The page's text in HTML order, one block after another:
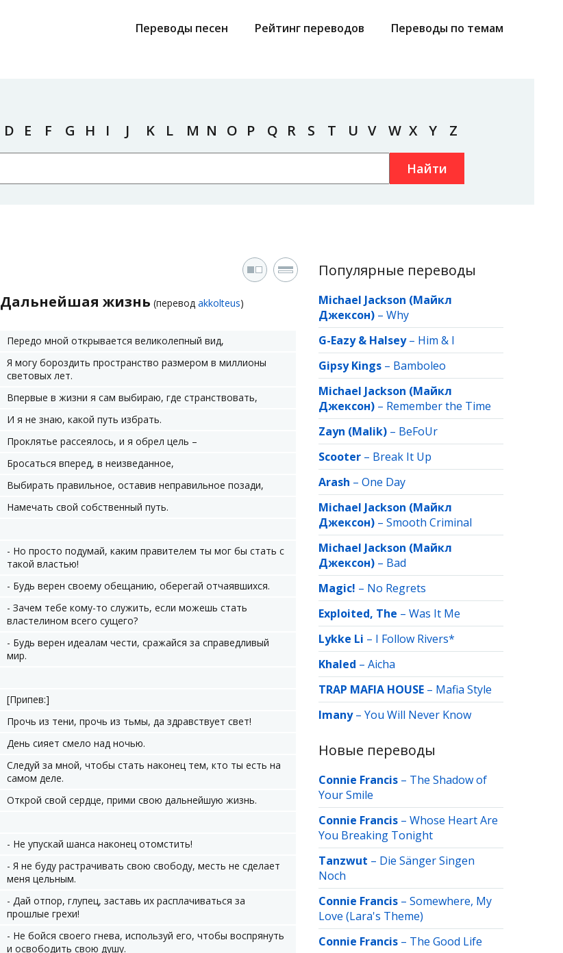
Переводы песен Рейтинг переводов Переводы по темам
D E F G H I J K L M N O P Q R S T U V W X Y Z
Найти
Дальнейшая жизнь (перевод akkolteus)
Передо мной открывается великолепный вид,
Я могу бороздить пространство размером в миллионы
световых лет.
Впервые в жизни я сам выбираю, где странствовать,
И я не знаю, какой путь избрать.
Проклятье рассеялось, и я обрел цель –
Бросаться вперед, в неизведанное,
Выбирать правильное, оставив неправильное позади,
Намечать свой собственный путь.
- Но просто подумай, каким правителем ты мог бы стать с
такой властью!
- Будь верен своему обещанию, оберегай отчаявшихся.
- Зачем тебе кому-то служить, если можешь стать
властелином всего сущего?
- Будь верен идеалам чести, сражайся за справедливый
мир.
[Припев:]
Прочь из тени, прочь из тьмы, да здравствует свет!
День сияет смело над ночью.
Следуй за мной, чтобы стать наконец тем, кто ты есть на
самом деле.
Открой свой сердце, прими свою дальнейшую жизнь.
- Не упускай шанса наконец отомстить!
- Я не буду растрачивать свою свободу, месть не сделает
меня цельным.
- Дай отпор, глупец, заставь их расплачиваться за
прошлые грехи!
- Не бойся своего гнева, используй его, чтобы воспрянуть
и освободить свою душу.
Популярные переводы
Michael Jackson (Майкл
Джексон) – Why
G-Eazy & Halsey– Him & I
Gipsy Kings – Bamboleo
Michael Jackson (Майкл
Джексон) – Remember the Time
Zayn (Malik) – BeFoUr
Scooter – Break It Up
Arash – One Day
Michael Jackson (Майкл
Джексон) – Smooth Criminal
Michael Jackson (Майкл
Джексон) – Bad
Magic! – No Regrets
Exploited, The – Was It Me
Lykke Li – I Follow Rivers*
Khaled – Aicha
TRAP MAFIA HOUSE – Mafia Style
Imany– You Will Never Know
Новые переводы
Connie Francis – The Shadow of
Your Smile
Connie Francis – Whose Heart Are
You Breaking Tonight
Tanzwut – Die Sänger Singen
Noch
Connie Francis – Somewhere, My
Love (Lara's Theme)
Connie Francis – The Good Life